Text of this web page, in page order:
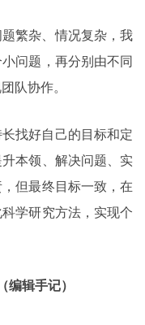
繁杂、情况复杂，我
问题，再分别由不同
队协作。
找好自己的目标和定
本领、解决问题、实
但最终目标一致，在
学研究方法，实现个
编辑手记）